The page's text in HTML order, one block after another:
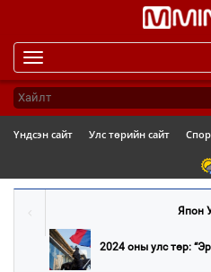
Үндсэн сайт Улс төрийн сайт
Япон
2024 оны улс төр: